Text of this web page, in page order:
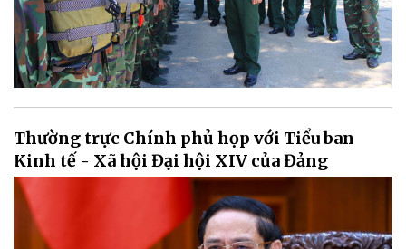
Thường trực Chính phủ họp với Tiểu ban
Kinh tế - Xã hội Đại hội XIV của Đảng